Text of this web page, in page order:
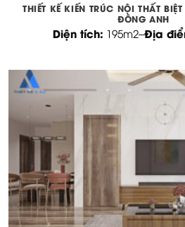
THIẾT KẾ KIẾN TRÚC NỘI THẤT
ĐÔNG ANH
Diện tích: 195m2–Địa